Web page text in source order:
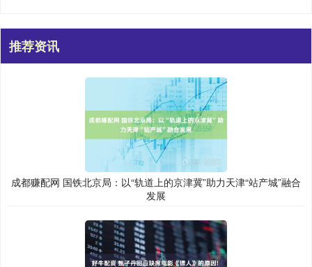
推荐资讯
成都赚配网 国铁北京局：以“轨道上的京津冀”助力天津“站产城”融合
发展